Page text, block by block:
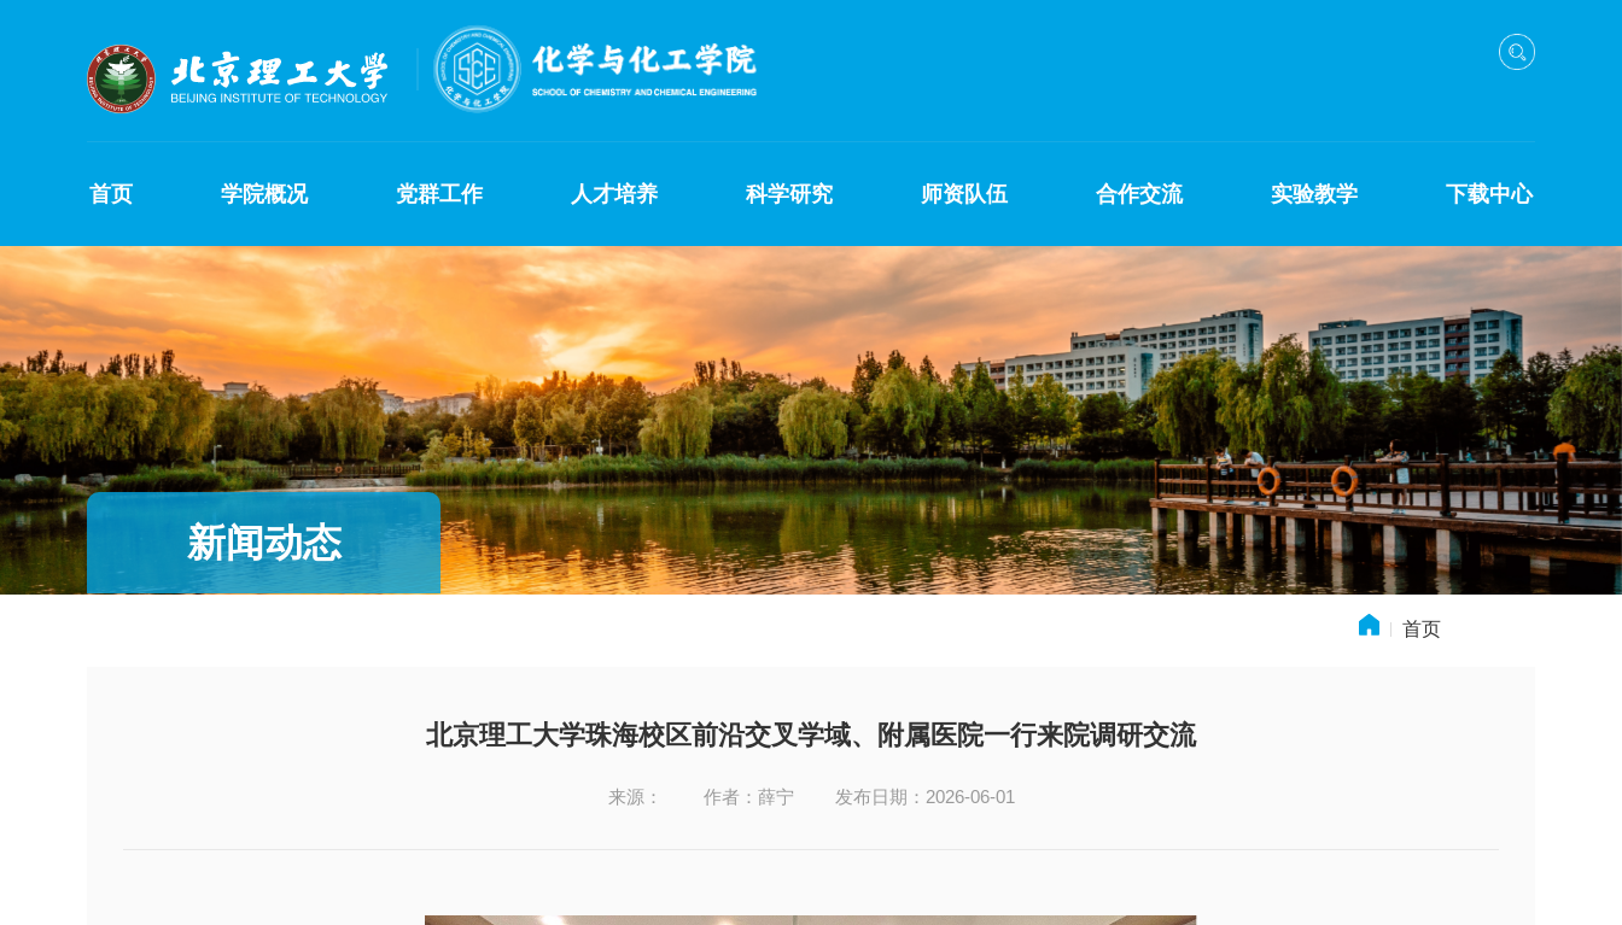
首页 学院概况 党群工作 人才培养 科学研究 师资队伍 合作交流 实验教学 下载中心
新闻动态
首页
北京理工大学珠海校区前沿交叉学域、附属医院一行来院调研交流
来源： 作者：薛宁 发布日期：2026-06-01